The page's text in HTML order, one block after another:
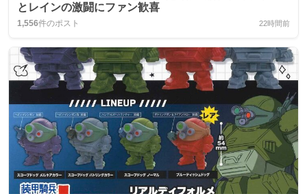
とレインの激闘にファン歓喜
1,556件のポスト 22時間前